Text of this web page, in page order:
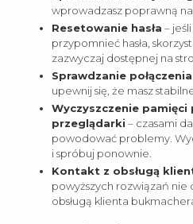
wprowadzasz poprawną
Resetowanie hasła –
przypomnieć hasła,
zazwyczaj dostępnej na
Sprawdzanie
upewnij się, że masz
Wyczyszczenie pamięci
przeglądarki – czasami
powodować problemy.
i spróbuj ponownie.
Kontakt z obsługą
powyższych rozwiązań nie
obsługą klienta